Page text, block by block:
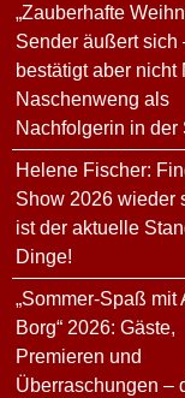
„Zauberhafte
Sender äußert sich
bestätigt aber nicht
Naschenweng als
Nachfolgerin in der
Helene Fischer:
Show 2026 wieder
ist der aktuelle
Dinge!
„Sommer-Spaß mit
Borg“ 2026: Gäste,
Premieren und
Überraschungen –